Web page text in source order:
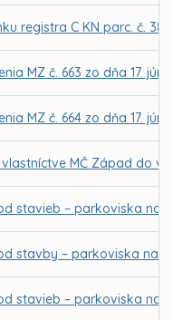
registra C KN parc. č.
MZ č. 663 zo dňa 17.
MZ č. 664 zo dňa 17.
MČ Západ do
stavieb – parkoviska na
stavby – parkoviska na
stavieb – parkoviska na